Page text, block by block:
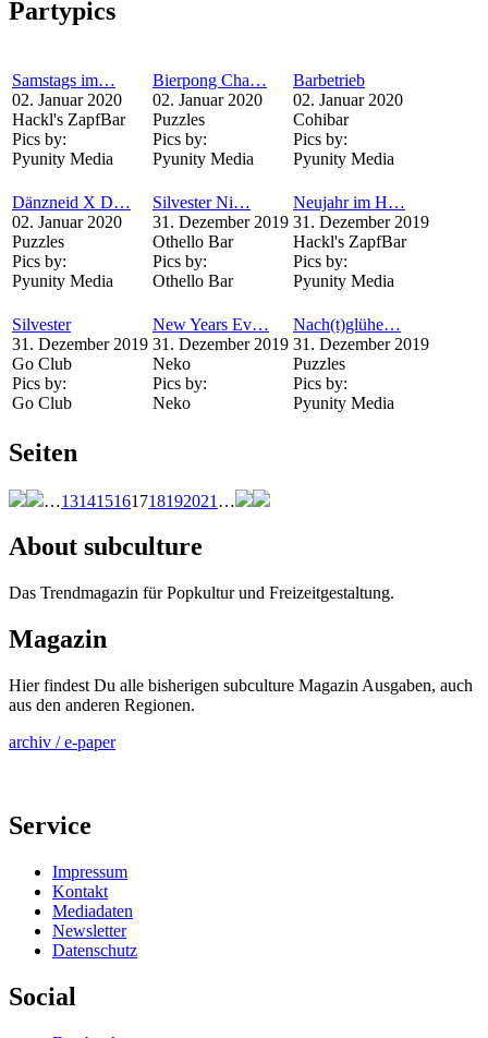
Partypics
Samstags im…
02. Januar 2020
Hackl's ZapfBar
Pics by:
Pyunity Media
Bierpong Cha…
02. Januar 2020
Puzzles
Pics by:
Pyunity Media
Barbetrieb
02. Januar 2020
Cohibar
Pics by:
Pyunity Media
Dänzneid X D…
02. Januar 2020
Puzzles
Pics by:
Pyunity Media
Silvester Ni…
31. Dezember 2019
Othello Bar
Pics by:
Othello Bar
Neujahr im H…
31. Dezember 2019
Hackl's ZapfBar
Pics by:
Pyunity Media
Silvester
31. Dezember 2019
Go Club
Pics by:
Go Club
New Years Ev…
31. Dezember 2019
Neko
Pics by:
Neko
Nach(t)glühe…
31. Dezember 2019
Puzzles
Pics by:
Pyunity Media
Seiten
…131415161718192021 …
About subculture
Das Trendmagazin für Popkultur und Freizeitgestaltung.
Magazin
Hier findest Du alle bisherigen subculture Magazin Ausgaben, auch
aus den anderen Regionen.
archiv / e-paper
Service
Impressum
Kontakt
Mediadaten
Newsletter
Datenschutz
Social